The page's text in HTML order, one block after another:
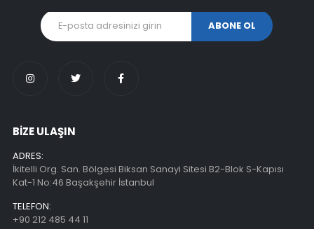
BİZE ULAŞIN
ADRES:
İkitelli Org. San. Bölgesi Biksan Sanayi Sitesi B2-Blok S-Kapısı
Kat-1 No:46 Başakşehir İstanbul
TELEFON:
+90 212 485 44 11